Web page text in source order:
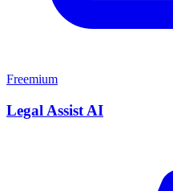
Freemium
Legal Assist AI